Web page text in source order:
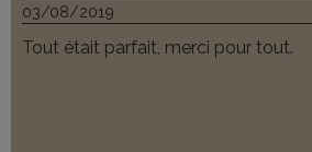
03/08/2019
Tout était parfait, merci pour tout.